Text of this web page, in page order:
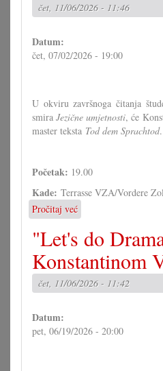
čet, 11/06/2026 - 11:46
Datum:
čet, 07/02/2026 - 19:00
U okviru završnoga čitanja
smiraJezične umjetnosti, će
master teksta Tod dem Sprachtod.
Početak: 19.00
Kade: Terrasse VZA/Vordere
Pročitaj već
Završno
čitanje
"ENDE
GUT"
s
Konstantinom
"Let's do
Konstantinom
čet, 11/06/2026 - 11:42
Datum:
pet, 06/19/2026 - 20:00